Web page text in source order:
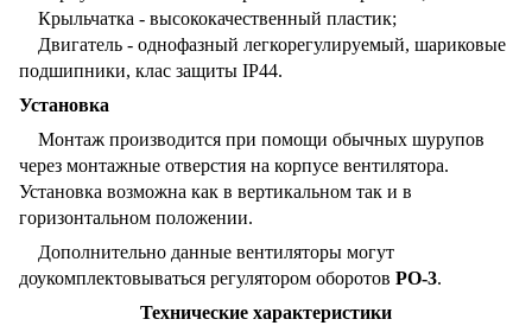
Крыльчатка - высококачественный пластик;
Двигатель - однофазный легкорегулируемый, шариковые
подшипники, клас защиты IP44.
Установка
Монтаж производится при помощи обычных шурупов
через монтажные отверстия на корпусе вентилятора.
Установка возможна как в вертикальном так и в
горизонтальном положении.
Дополнительно данные вентиляторы могут
доукомплектовываться регулятором оборотов РО-3.
Технические характеристики